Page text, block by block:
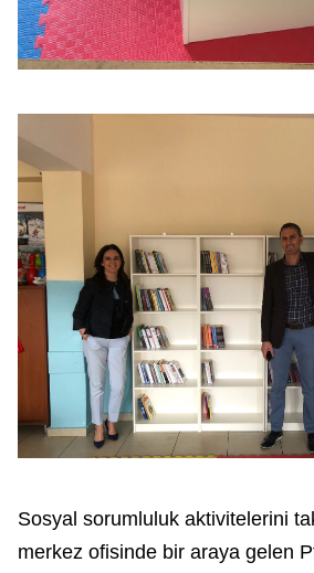
Sosyal sorumluluk aktivitelerini
merkez ofisinde bir araya gelen